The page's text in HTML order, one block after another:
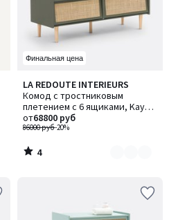
Финальная цена
LA REDOUTE INTERIEURS
Комод с тростниковым
плетением с 6 ящиками, Kaya /
Кайа
86000 руб-20%
от68800 руб
4
/
5
Количество
цветов:
2
4
/